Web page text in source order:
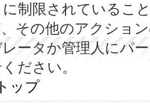
制限されているこ
その他のアクショ
ータか管理人にパ
ださい。
ップ